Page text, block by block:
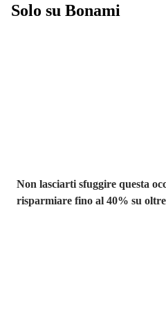
Solo su Bonami
Non lasciarti sfuggire questa
risparmiare fino al 40% su